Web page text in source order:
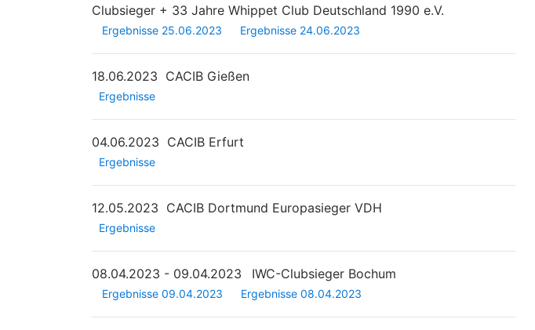
Clubsieger + 33 Jahre Whippet Club Deutschland 1990 e.V.
Ergebnisse 25.06.2023 Ergebnisse 24.06.2023
18.06.2023 CACIB Gießen
Ergebnisse
04.06.2023 CACIB Erfurt
Ergebnisse
12.05.2023 CACIB Dortmund Europasieger VDH
Ergebnisse
08.04.2023 - 09.04.2023 IWC-Clubsieger Bochum
Ergebnisse 09.04.2023 Ergebnisse 08.04.2023